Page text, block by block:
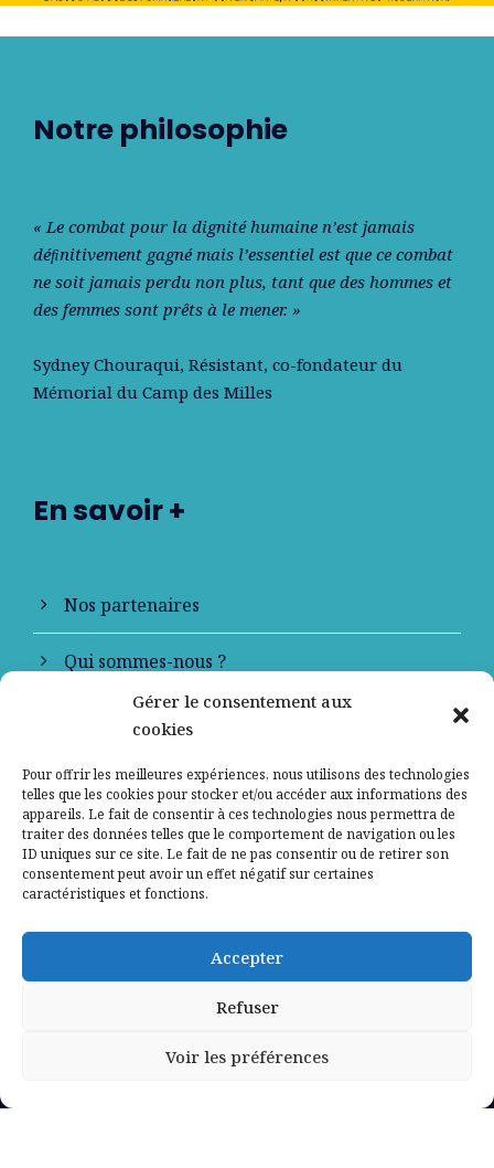
Gérer le consentement aux
cookies
Pour offrir les meilleures expériences, nous utilisons des technologies
telles que les cookies pour stocker et/ou accéder aux informations des
appareils. Le fait de consentir à ces technologies nous permettra de
traiter des données telles que le comportement de navigation ou les
ID uniques sur ce site. Le fait de ne pas consentir ou de retirer son
consentement peut avoir un effet négatif sur certaines
caractéristiques et fonctions.
Accepter
Refuser
Voir les préférences
Notre philosophie
« Le combat pour la dignité humaine n’est jamais
déﬁnitivement gagné mais l’essentiel est que ce combat
ne soit jamais perdu non plus, tant que des hommes et
des femmes sont prêts à le mener. »
Sydney Chouraqui, Résistant, co-fondateur du
Mémorial du Camp des Milles
En savoir +
Nos partenaires
Qui sommes-nous ?
Contactez-nous
Mentions légales
Politique de confidentialité